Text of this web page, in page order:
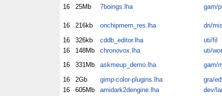
16
25Mb 7boings.lha gam/
16 216kb onchipmem_res.lha
dri/
16
326kb cddb_editor.lha
uti/fil
16
148Mb chronovox.lha
uti/wor
16
331Mb askmeup_demo.lha
gam/
16
2Gb gimp-color-plugins.lha
gra/
16
605Mb amidark2dengine.lha
dev/